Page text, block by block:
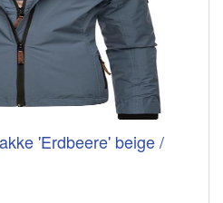
'Erdbeere' beige /